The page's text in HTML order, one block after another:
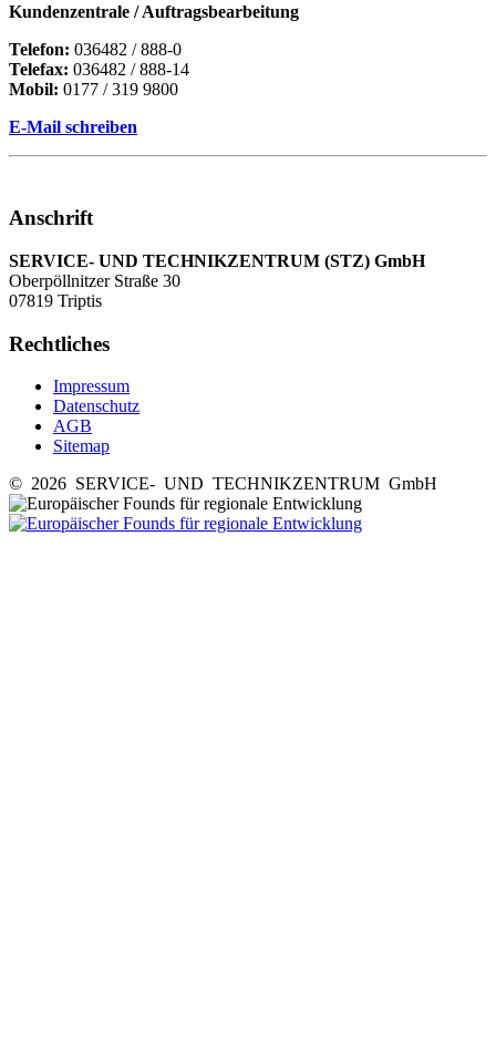
Kundenzentrale / Auftragsbearbeitung
Telefon: 036482 / 888-0
Telefax: 036482 / 888-14
Mobil: 0177 / 319 9800
E-Mail schreiben
Anschrift
SERVICE- UND TECHNIKZENTRUM (STZ) GmbH
Oberpöllnitzer Straße 30
07819 Triptis
Rechtliches
Impressum
Datenschutz
AGB
Sitemap
© 2026 SERVICE- UND TECHNIKZENTRUM GmbH